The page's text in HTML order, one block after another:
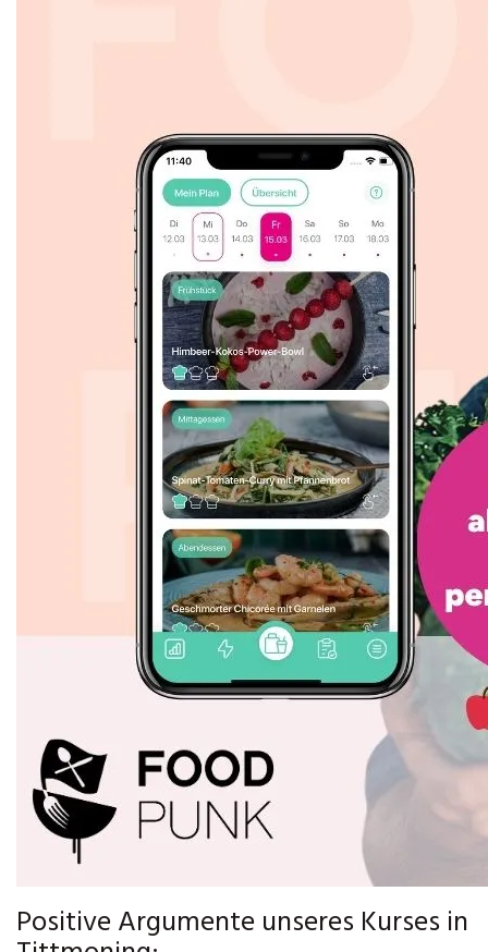
Positive Argumente unseres Kurses in